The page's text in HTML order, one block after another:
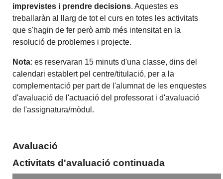
imprevistes i prendre decisions. Aquestes es
treballaràn al llarg de tot el curs en totes les activitats
que s'hagin de fer però amb més intensitat en la
resolució de problemes i projecte.
Nota: es reservaran 15 minuts d'una classe, dins del
calendari establert pel centre/titulació, per a la
complementació per part de l'alumnat de les enquestes
d'avaluació de l'actuació del professorat i d'avaluació
de l'assignatura/mòdul.
Avaluació
Activitats d'avaluació continuada